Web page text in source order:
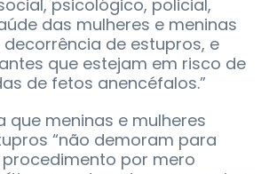
psicológico, policial,
das mulheres e meninas
de estupros, e
que estejam em risco de
de fetos anencéfalos.”
que meninas e mulheres
“não demoram para
por mero